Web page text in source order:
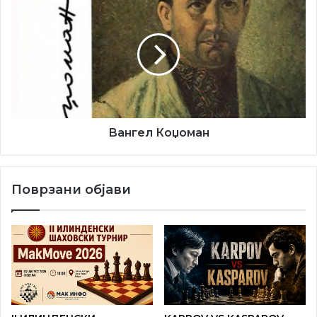
– Учествувам на различни фестивали, а во Качарево сум
по 11-ти пат. Мило ми е кога гледам млади луѓе кои се
заинтересирани за овој инструмент, а настаните како
овој се можност да се дружиме и ние постарите да им
го пренесеме знаењето на младите – вели Младен
Николиќ од Крњача.
Вангел Коџоман
Поврзани објави